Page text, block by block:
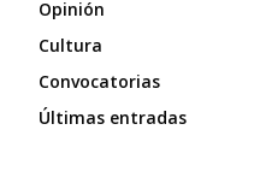
Opinión
Cultura
Convocatorias
Últimas entradas